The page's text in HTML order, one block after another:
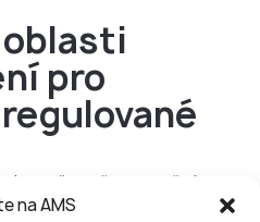
na AMS
oblasti
pro
jsou předmětem značné
při posuzování regulace je